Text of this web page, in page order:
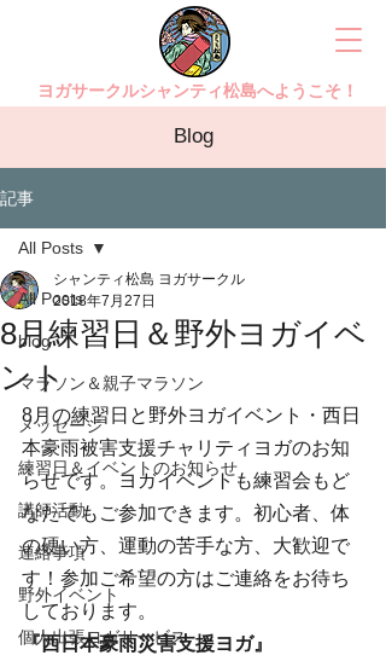
ヨガサークルシャンティ松島へようこそ！
Blog
記事
All Posts
blog
マラソン＆親子マラソン
メッセージ
練習日＆イベントのお知らせ
講師活動
連絡事項
野外イベント
個人出張ヨガサービス
All Posts
8月練習日＆野外ヨガイベ
ント
シャンティ松島 ヨガサークル
2018年7月27日
8月の練習日と野外ヨガイベント・西日
本豪雨被害支援チャリティヨガのお知
らせです。ヨガイベントも練習会もど
なたでもご参加できます。初心者、体
の硬い方、運動の苦手な方、大歓迎で
す！参加ご希望の方はご連絡をお待ち
しております。
『西日本豪雨災害支援ヨガ』